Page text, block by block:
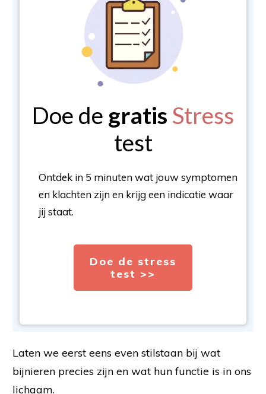
Doe de gratis Stress
test
Ontdek in 5 minuten wat jouw symptomen
en klachten zijn en krijg een indicatie waar
jij staat.
Doe de stress
test >>
Laten we eerst eens even stilstaan bij wat
bijnieren precies zijn en wat hun functie is in ons
lichaam.